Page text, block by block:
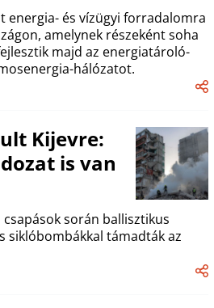
energia- és vízügyi forradalomra
amelynek részeként soha
majd az energiatároló-
hálózatot.
Kijevre:
is van
során ballisztikus
siklóbombákkal támadták az